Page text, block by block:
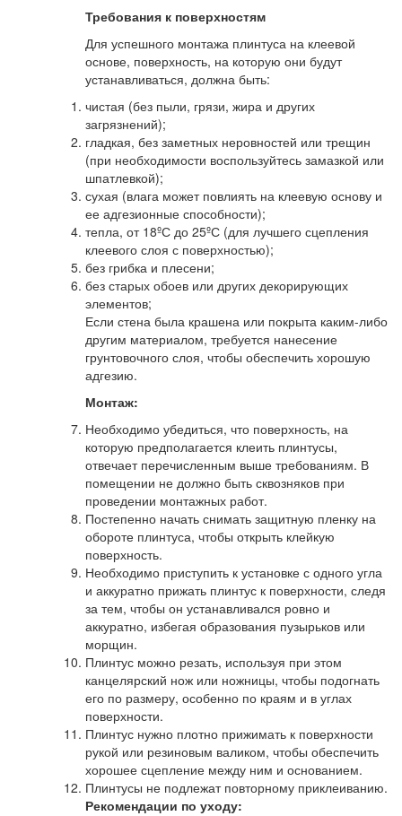
Требования к поверхностям
Для успешного монтажа плинтуса на клеевой
основе, поверхность, на которую они будут
устанавливаться, должна быть:
чистая (без пыли, грязи, жира и других
загрязнений);
гладкая, без заметных неровностей или трещин
(при необходимости воспользуйтесь замазкой или
шпатлевкой);
сухая (влага может повлиять на клеевую основу и
ее адгезионные способности);
тепла, от 18ºС до 25ºС (для лучшего сцепления
клеевого слоя с поверхностью);
без грибка и плесени;
без старых обоев или других декорирующих
элементов;
Если стена была крашена или покрыта каким-либо
другим материалом, требуется нанесение
грунтовочного слоя, чтобы обеспечить хорошую
адгезию.
Монтаж:
Необходимо убедиться, что поверхность, на
которую предполагается клеить плинтусы,
отвечает перечисленным выше требованиям. В
помещении не должно быть сквозняков при
проведении монтажных работ.
Постепенно начать снимать защитную пленку на
обороте плинтуса, чтобы открыть клейкую
поверхность.
Необходимо приступить к установке с одного угла
и аккуратно прижать плинтус к поверхности, следя
за тем, чтобы он устанавливался ровно и
аккуратно, избегая образования пузырьков или
морщин.
Плинтус можно резать, используя при этом
канцелярский нож или ножницы, чтобы подогнать
его по размеру, особенно по краям и в углах
поверхности.
Плинтус нужно плотно прижимать к поверхности
рукой или резиновым валиком, чтобы обеспечить
хорошее сцепление между ним и основанием.
Плинтусы не подлежат повторному приклеиванию.
Рекомендации по уходу: